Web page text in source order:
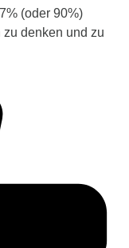
(oder 90%)
denken und zu